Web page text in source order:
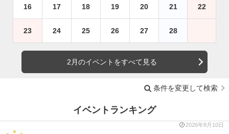
16 17 18 19 20 21 22
23 24 25 26 27 28
2月のイベントをすべて見る
条件を変更して検索
イベントランキング
2026年8月10日